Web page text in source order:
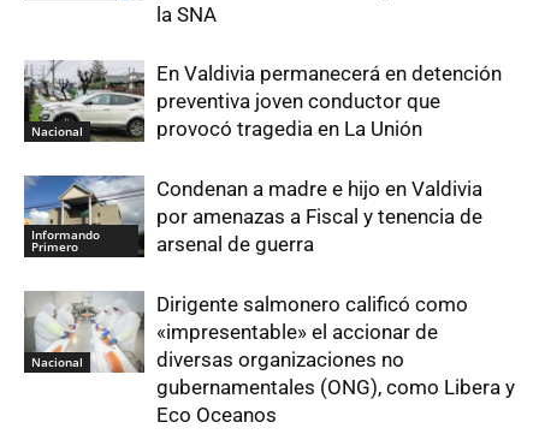
la SNA
Nacional
En Valdivia permanecerá en detención
preventiva joven conductor que
provocó tragedia en La Unión
Informando
Primero
Condenan a madre e hijo en Valdivia
por amenazas a Fiscal y tenencia de
arsenal de guerra
Nacional
Dirigente salmonero calificó como
«impresentable» el accionar de
diversas organizaciones no
gubernamentales (ONG), como Libera y
Eco Oceanos